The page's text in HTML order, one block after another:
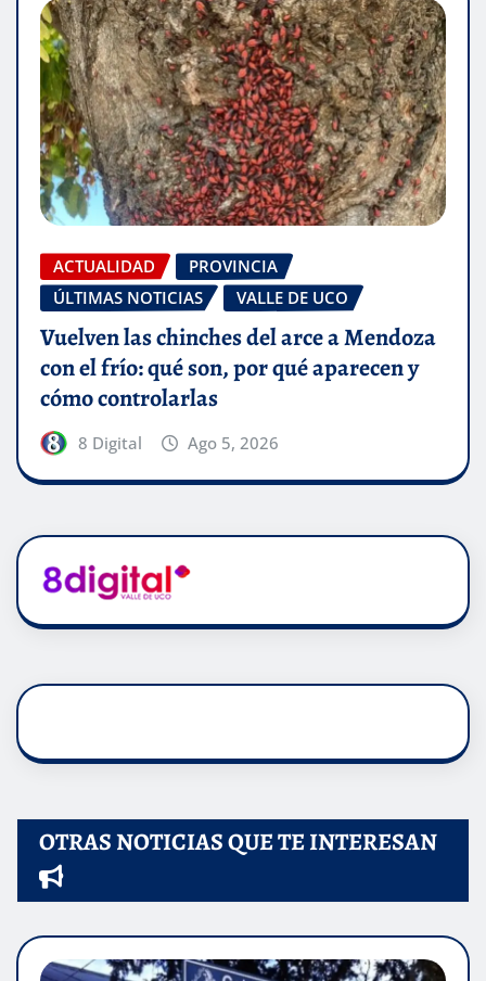
ACTUALIDAD
PROVINCIA
ÚLTIMAS NOTICIAS
VALLE DE UCO
Vuelven las chinches del arce a Mendoza
con el frío: qué son, por qué aparecen y
cómo controlarlas
8 Digital Ago 5, 2026
OTRAS NOTICIAS QUE TE INTERESAN